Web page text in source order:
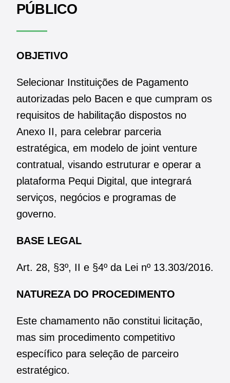
PÚBLICO
OBJETIVO
Selecionar Instituições de Pagamento
autorizadas pelo Bacen e que cumpram os
requisitos de habilitação dispostos no
Anexo II, para celebrar parceria
estratégica, em modelo de joint venture
contratual, visando estruturar e operar a
plataforma Pequi Digital, que integrará
serviços, negócios e programas de
governo.
BASE LEGAL
Art. 28, §3º, II e §4º da Lei nº 13.303/2016.
NATUREZA DO PROCEDIMENTO
Este chamamento não constitui licitação,
mas sim procedimento competitivo
específico para seleção de parceiro
estratégico.